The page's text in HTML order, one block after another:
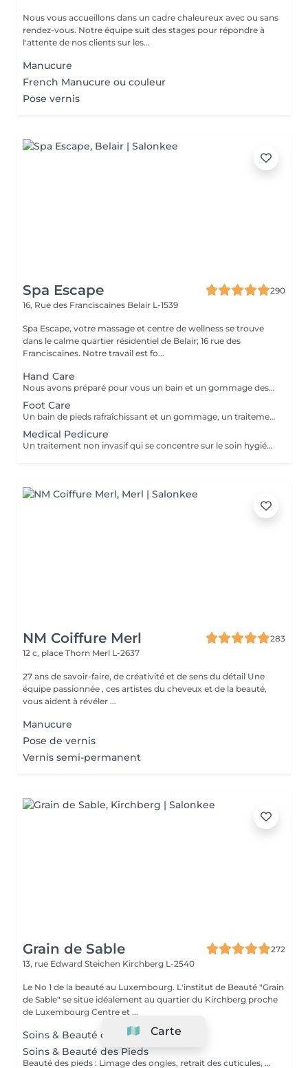
Nous vous accueillons dans un cadre chaleureux avec ou sans
rendez-vous. Notre équipe suit des stages pour répondre à
l'attente de nos clients sur les...
Manucure
French Manucure ou couleur
Pose vernis
Spa Escape
290
16, Rue des Franciscaines Belair L-1539
Spa Escape, votre massage et centre de wellness se trouve
dans le calme quartier résidentiel de Belair; 16 rue des
Franciscaines. Notre travail est fo...
Hand Care
Nous avons préparé pour vous un bain et un gommage des mains aux huiles parfumées, un traitement des ongles et des cuticules, ainsi qu'un massage des bras et des mains pour éliminer toute tension dans les muscles et les os des bras et des mains et favoriser la relaxation.
Foot Care
Un bain de pieds rafraîchissant et un gommage, un traitement des ongles et des cuticules, un massage des jambes et des pieds. Une sensation de détente et de calme accentue ce traitement.
Medical Pedicure
Un traitement non invasif qui se concentre sur le soin hygiénique et esthétique des ongles des pieds et de la plante des pieds après une évaluation complète de vos pieds et de vos ongles. Ce traitement est suivi d'un massage des pieds.
NM Coiffure Merl
283
12 c, place Thorn Merl L-2637
27 ans de savoir-faire, de créativité et de sens du détail Une
équipe passionnée , ces artistes du cheveux et de la beauté,
vous aident à révéler ...
Manucure
Pose de vernis
Vernis semi-permanent
Grain de Sable
272
13, rue Edward Steichen Kirchberg L-2540
Le No 1 de la beauté au Luxembourg. L'institut de Beauté "Grain
de Sable" se situe idéalement au quartier du Kirchberg proche
de Luxembourg Centre et ...
Soins & Beauté des Mains
Soins & Beauté des Pieds
Beauté des pieds : Limage des ongles, retrait des cuticules, utilisation de la râpe pour les callosités et massage avec crème hydratante. Pédicure : Beauté des pieds + traitement des ongles incarnés/infectés + utilisation du bistouri pour les callosités.
Carte